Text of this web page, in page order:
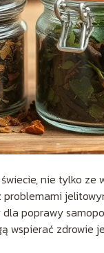
nie tylko ze
poprawy
wspierać zdrowie